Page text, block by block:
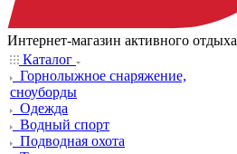
Интернет-магазин активного отдыха
Каталог
Горнолыжное снаряжение,
сноуборды
Одежда
Водный спорт
Подводная охота